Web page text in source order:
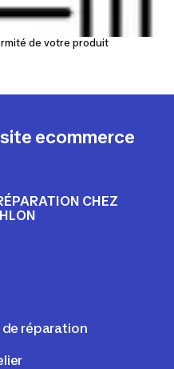
de votre produit
ecommerce
CHEZ
réparation